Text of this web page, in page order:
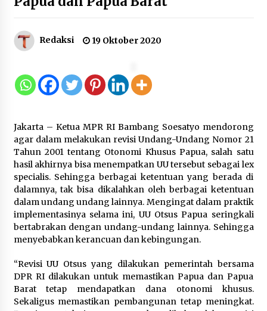
12 Coklat Terbaik dan Enak di
8 Agustus 2026
9 Kopi Botol Terbaik yang Praktis
8 Agustus 2026
Kemenpar Turut Perkuat
Pengembangan KEK Samota
sebagai Destinasi Wisata Bahari
Berkelas Dunia
8 Agustus 2026
Festival Lembah Baliem Perkuat
Ekonomi Masyarakat Papua
Pegunungan
Redaksi 19 Oktober 2020
Jakarta – Ketua MPR RI Bambang Soesatyo mendorong
agar dalam melakukan revisi Undang-Undang Nomor 21
Tahun 2001 tentang Otonomi Khusus Papua, salah satu
hasil akhirnya bisa menempatkan UU tersebut sebagai lex
specialis. Sehingga berbagai ketentuan yang berada di
dalamnya, tak bisa dikalahkan oleh berbagai ketentuan
dalam undang undang lainnya. Mengingat dalam praktik
implementasinya selama ini, UU Otsus Papua seringkali
bertabrakan dengan undang-undang lainnya. Sehingga
menyebabkan kerancuan dan kebingungan.
“Revisi UU Otsus yang dilakukan pemerintah bersama
DPR RI dilakukan untuk memastikan Papua dan Papua
Barat tetap mendapatkan dana otonomi khusus.
Sekaligus memastikan pembangunan tetap meningkat.